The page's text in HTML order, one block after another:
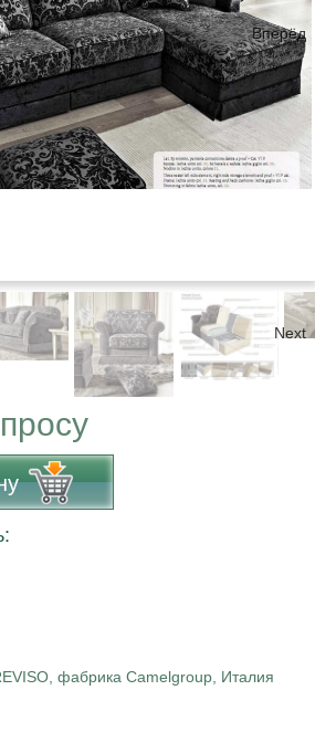
Вперёд
Next
фабрика Camelgroup, Италия